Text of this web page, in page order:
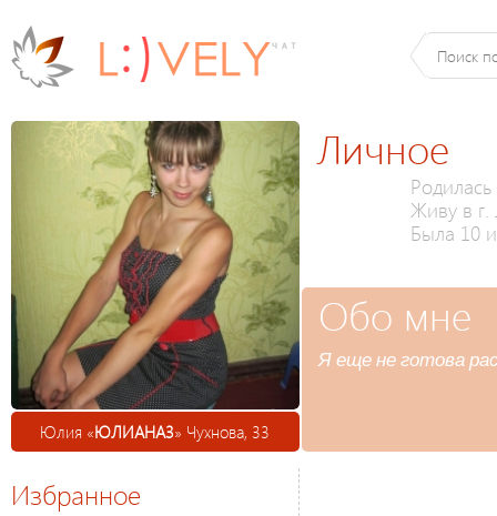
Юлия «ЮЛИАНА3» Чухнова, 33
Личное
Живу в г.
Была 10
Обо мне
Я еще не готова
Избранное